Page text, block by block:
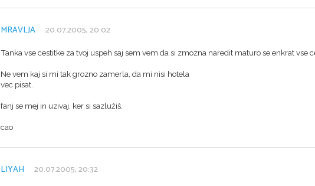
MRAVLJA 20.07.2005, 20:02
Tanka vse cestitke za tvoj uspeh saj sem vem da si zmozna naredit maturo se enkrat vse
Ne vem kaj si mi tak grozno zamerla, da mi nisi hotela
vec pisat.
fanj se mej in uzivaj, ker si sazlužiš.
cao
LIYAH 20.07.2005, 20:32